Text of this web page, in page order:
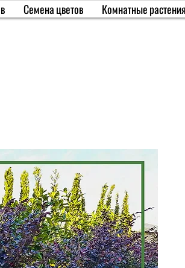
Семена цветов Комнатные растения